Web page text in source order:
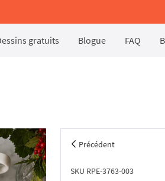
gratuits Blogue FAQ
Précédent
SKU RPE-3763-003